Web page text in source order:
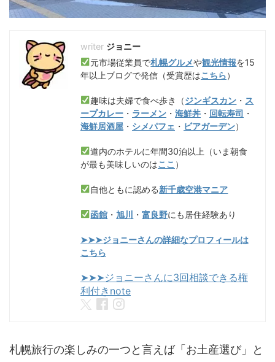
ジョニー
元市場従業員で札幌グルメや観光情報を15
年以上ブログで発信（受賞歴はこちら）
趣味は夫婦で食べ歩き（ジンギスカン ・ ス
ープカレー ・ ラーメン ・ 海鮮丼 ・ 回転寿司 ・
海鮮居酒屋 ・ シメパフェ ・ ビアガーデン）
道内のホテルに年間30泊以上（いま朝食
が最も美味しいのはここ ）
自他ともに認める新千歳空港マニア
函館 ・旭川 ・富良野にも居住経験あり
➤➤➤ジョニーさんの詳細なプロフィールは
こちら
➤➤➤ジョニーさんに3回相談できる権
利付きnote
札幌旅行の楽しみの一つと言えば「お土産選び」と